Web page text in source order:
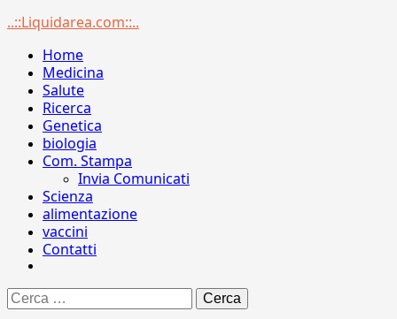
Menu
..::Liquidarea.com::..
Home
Medicina
Salute
Ricerca
Genetica
biologia
Com. Stampa
Invia Comunicati
Scienza
alimentazione
vaccini
Contatti
Ricerca
per: